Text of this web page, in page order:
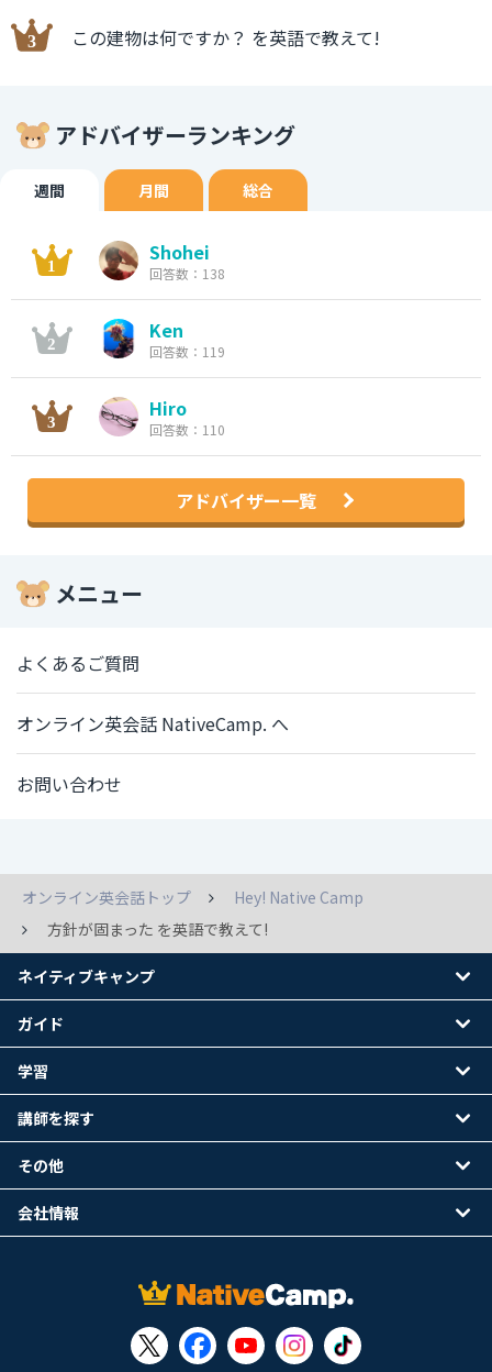
この建物は何ですか？ を英語で教えて!
アドバイザーランキング
週間 月間 総合
Shohei
回答数：138
Ken
回答数：119
Hiro
回答数：110
アドバイザー一覧
メニュー
よくあるご質問
オンライン英会話 NativeCamp. へ
お問い合わせ
オンライン英会話トップ
Hey! Native Camp
方針が固まった を英語で教えて!
ネイティブキャンプ
ガイド
学習
講師を探す
その他
会社情報